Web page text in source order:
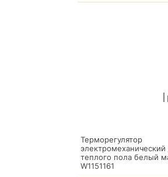
Терморегулятор
электромеханический
теплого пола белый
W1151161
17 400